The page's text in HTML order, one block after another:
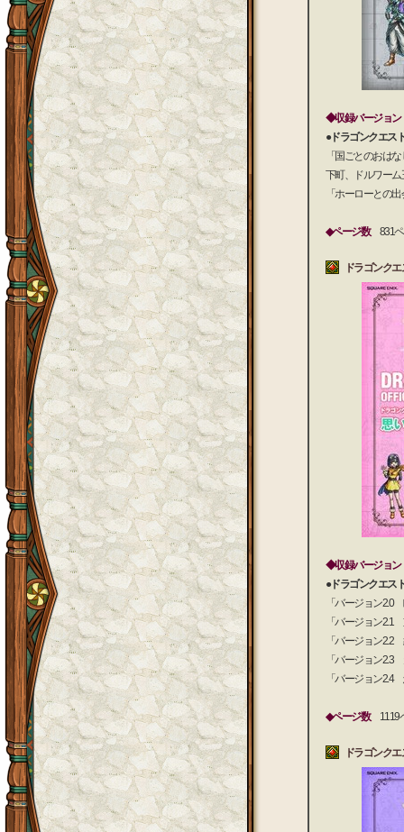
◆収録バージョン
●ドラゴンクエス
「国ごとのおは
下町、ドルワーム
「ホーローとの
◆ページ数831ペ
ドラゴンク
◆収録バージョン
●ドラゴンクエス
「バージョン
「バージョン
「バージョン
「バージョン
「バージョン
◆ページ数1119
ドラゴンク